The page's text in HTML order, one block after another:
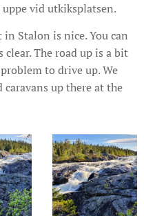
uppe vid utkiksplatsen.
Stalon is nice. You can
clear. The road up is a bit
to drive up. We
up there at the